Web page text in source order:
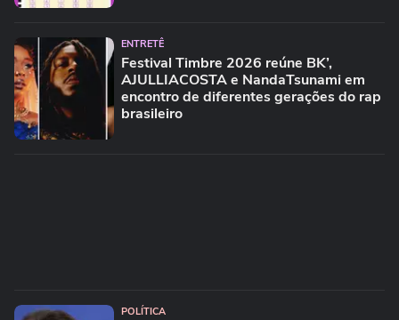
ENTRETÊ
Festival Timbre 2026 reúne BK’,
AJULLIACOSTA e NandaTsunami em
encontro de diferentes gerações do rap
brasileiro
POLÍTICA